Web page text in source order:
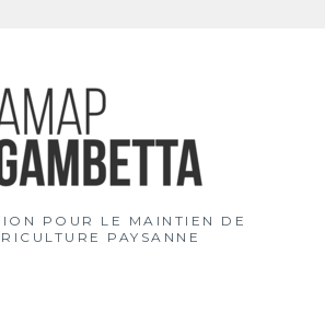
POUR LE MAINTIEN DE
PAYSANNE